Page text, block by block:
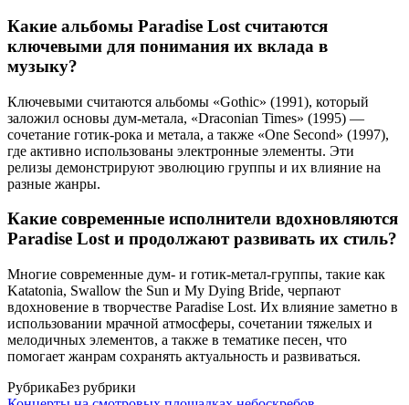
Какие альбомы Paradise Lost считаются
ключевыми для понимания их вклада в
музыку?
Ключевыми считаются альбомы «Gothic» (1991), который
заложил основы дум-метала, «Draconian Times» (1995) —
сочетание готик-рока и метала, а также «One Second» (1997),
где активно использованы электронные элементы. Эти
релизы демонстрируют эволюцию группы и их влияние на
разные жанры.
Какие современные исполнители вдохновляются
Paradise Lost и продолжают развивать их стиль?
Многие современные дум- и готик-метал-группы, такие как
Katatonia, Swallow the Sun и My Dying Bride, черпают
вдохновение в творчестве Paradise Lost. Их влияние заметно в
использовании мрачной атмосферы, сочетании тяжелых и
мелодичных элементов, а также в тематике песен, что
помогает жанрам сохранять актуальность и развиваться.
РубрикаБез рубрики